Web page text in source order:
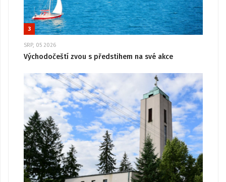
3
SRP, 05 2026
Východočeští zvou s předstihem na své akce